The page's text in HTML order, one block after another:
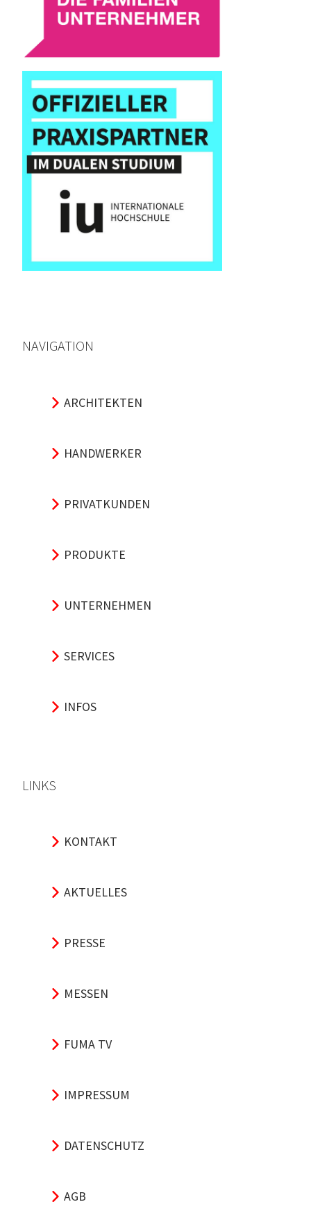
NAVIGATION
ARCHITEKTEN
HANDWERKER
PRIVATKUNDEN
PRODUKTE
UNTERNEHMEN
SERVICES
INFOS
LINKS
KONTAKT
AKTUELLES
PRESSE
MESSEN
FUMA TV
IMPRESSUM
DATENSCHUTZ
AGB